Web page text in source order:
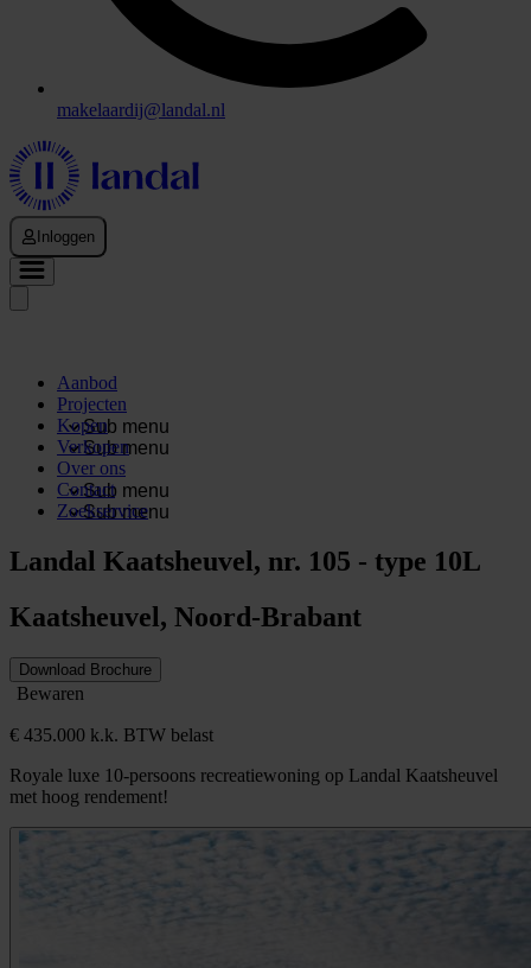
makelaardij@landal.nl
Inloggen
Aanbod
Projecten
Sub menu
Kopen
Sub menu
Verkopen
Over ons
Sub menu
Contact
Sub menu
Zoekservice
Landal Kaatsheuvel, nr. 105 - type 10L
Kaatsheuvel, Noord-Brabant
Download Brochure
Bewaren
€ 435.000 k.k. BTW belast
Royale luxe 10-persoons recreatiewoning op Landal Kaatsheuvel
met hoog rendement!